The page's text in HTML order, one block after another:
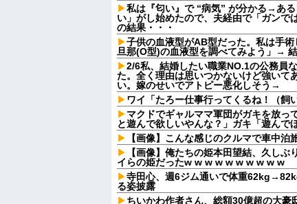
私は『匂い』で “病気” が分かる→あ
い」がし始めたので、夫経由で「ガンで
の結果・・・
子供の血液型がAB型だった。私は手
旦那(O型)の血液型を調べてみよう」→ 結
2/6私、結婚したい職業NO.1の公務員
た。全く理由は思いつかないけど強いて
い。嫁のせいでアトピー悪化しそう→
ワイ「たろー仕事行ってくるね！（飼
マクドでギャルママ軍団がガキを放っ
と遊んで欲しいやんな？」ガキ「遊んで
【画像】こんな感じのクルマで車中泊
【画像】俺たちの姫本田望結、久し
イらの姫だったw w w w w w w w w w
寺田心、週6ジム通いで体重
る姿披露
ちいかわ作者さん、総額30億超の大豪